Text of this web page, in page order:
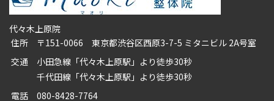
代々木上原院
住所
〒151-0066 東京都渋谷区西原3-7-5 ミタニビル 2A号室
交通
小田急線「代々木上原駅」より徒歩30秒
千代田線「代々木上原駅」より徒歩30秒
電話
080-8428-7764